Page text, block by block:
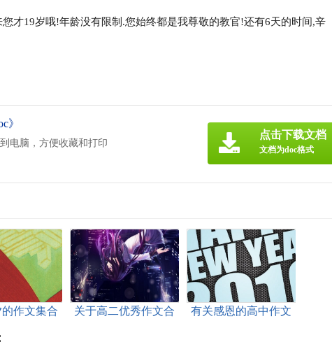
才19岁哦!年龄没有限制.您始终都是我尊敬的教官!还有6天的时间,辛
》
电脑，方便收藏和打印
点击下载文档
文档为doc格式
作文集合
关于高二优秀作文合
有关感恩的高中作文